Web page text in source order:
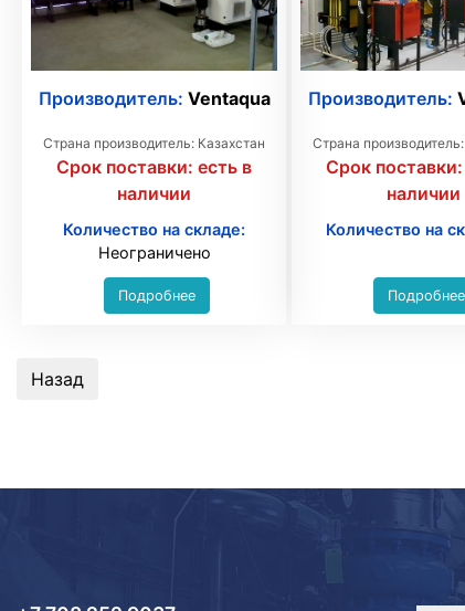
Производитель: Ventaqua
Страна производитель: Казахстан
Срок поставки:есть в
наличии
Количество на складе:
Неограничено
Подробнее
Производитель:
Страна
Срок
наличии
Количество на
Подробнее